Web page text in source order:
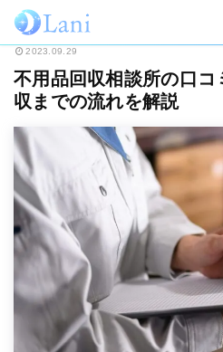
ホーム サービス 不用品回収相談所
2023.09.29
不用品回収相談所の口コ
収までの流れを解説